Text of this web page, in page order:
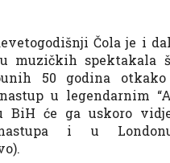
Čola je i
muzičkih spektakala
50 godina
u legendarnim
BiH će ga uskoro
i u